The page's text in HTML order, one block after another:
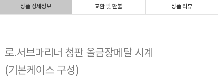
상품 상세정보 교환 및 환불 상품 리뷰
로.서브마리너 청판 올금장메탈 시계
(기본케이스 구성)